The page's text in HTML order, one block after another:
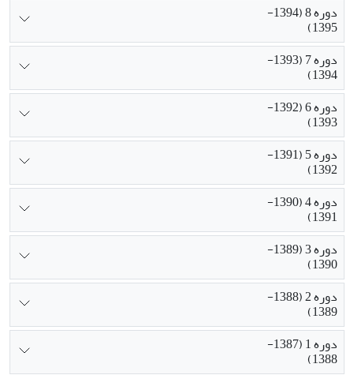
دوره 8 (1394-
1395)
دوره 7 (1393-
1394)
دوره 6 (1392-
1393)
دوره 5 (1391-
1392)
دوره 4 (1390-
1391)
دوره 3 (1389-
1390)
دوره 2 (1388-
1389)
دوره 1 (1387-
1388)